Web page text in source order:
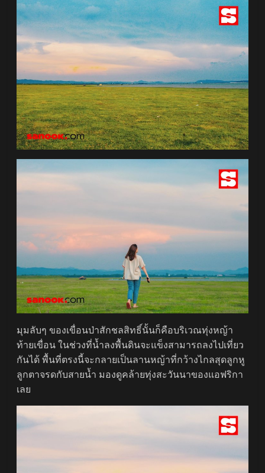
มุมลับๆ ของเขื่อนป่าสักชลสิทธิ์นั้นก็คือบริเวณทุ่งหญ้า
ท้ายเขื่อน ในช่วงที่น้ำลงพื้นดินจะแข็งสามารถลงไปเที่ยว
กันได้ พื้นที่ตรงนี้จะกลายเป็นลานหญ้าที่กว้างไกลสุดลูกหู
ลูกตาจรดกับสายน้ำ มองดูคล้ายทุ่งสะวันนาของแอฟริกา
เลย